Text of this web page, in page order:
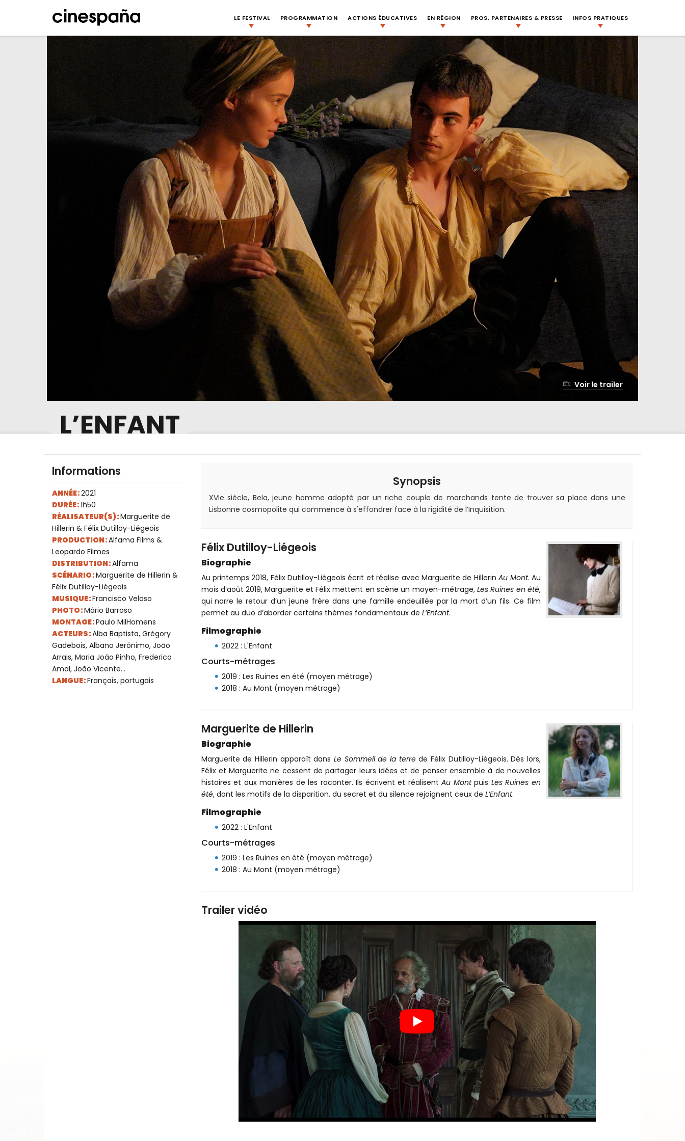
LE FESTIVAL PROGRAMMATION ACTIONS ÉDUCATIVES EN RÉGION PROS, PARTENAIRES & PRESSE INFOS PRATIQUES
Voir le trailer
L’ENFANT
Informations
ANNÉE :2021
DURÉE :1h50
RÉALISATEUR(S) :Marguerite de
Hillerin & Félix Dutilloy-Liégeois
PRODUCTION :Alfama Films &
Leopardo Filmes
DISTRIBUTION :Alfama
SCÉNARIO :Marguerite de Hillerin &
Félix Dutilloy-Liégeois
MUSIQUE :Francisco Veloso
PHOTO :Mário Barroso
MONTAGE :Paulo MilHomens
ACTEURS :Alba Baptista, Grégory
Gadebois, Albano Jerónimo, João
Arrais, Maria João Pinho, Frederico
Amal, João Vicente...
LANGUE :Français, portugais
Synopsis
XVIe siècle, Bela, jeune homme adopté par un riche couple de marchands tente de trouver sa place dans une
Lisbonne cosmopolite qui commence à s'effondrer face à la rigidité de l’Inquisition.
Félix Dutilloy-Liégeois
Biographie
Au printemps 2018, Félix Dutilloy-Liégeois écrit et réalise avec Marguerite de HillerinAu Mont. Au
mois d’août 2019, Marguerite et Félix mettent en scène un moyen-métrage,Les Ruines en été,
qui narre le retour d’un jeune frère dans une famille endeuillée par la mort d’un fils. Ce film
permet au duo d’aborder certains thèmes fondamentaux de L’Enfant.
Filmographie
2022 : L'Enfant
Courts-métrages
2019 : Les Ruines en été (moyen métrage)
2018 : Au Mont (moyen métrage)
Marguerite de Hillerin
Biographie
Marguerite de Hillerin apparaît dans Le Sommeil de la terrede Félix Dutilloy-Liégeois. Dès lors,
Félix et Marguerite ne cessent de partager leurs idées et de penser ensemble à de nouvelles
histoires et aux manières de les raconter. Ils écrivent et réalisentAu Montpuis Les Ruines en
été, dont les motifs de la disparition, du secret et du silence rejoignent ceux de L’Enfant.
Filmographie
2022 : L'Enfant
Courts-métrages
2019 : Les Ruines en été (moyen métrage)
2018 : Au Mont (moyen métrage)
Trailer vidéo